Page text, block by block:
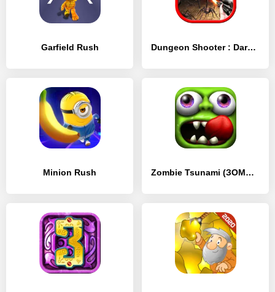
Garfield Rush Dungeon Shooter : Dark Temple
Minion Rush Zombie Tsunami (ЗОМБИ ЦУНАМИ)